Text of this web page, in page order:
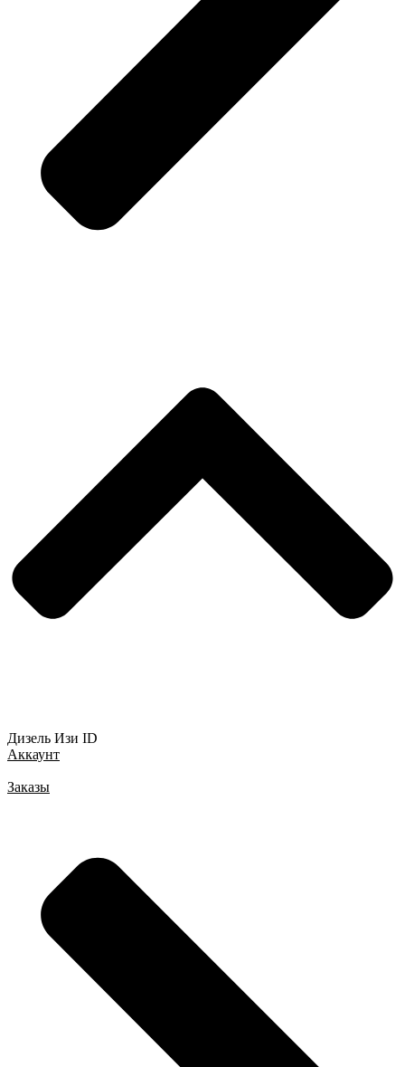
Дизель Изи ID
Аккаунт
Заказы